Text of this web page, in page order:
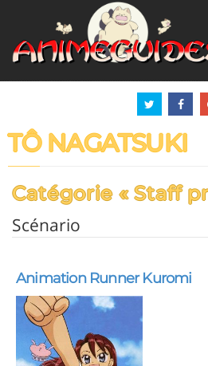
TÔ NAGATSUKI
Catégorie « Staff
Scénario
Animation Runner Kuromi
Panneau de gestion des cookies